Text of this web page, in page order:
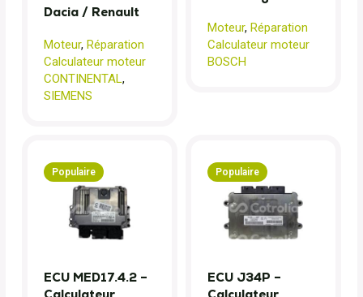
Dacia / Renault
Moteur, Réparation
Calculateur moteur
CONTINENTAL,
SIEMENS
Moteur, Réparation
Calculateur moteur
BOSCH
Populaire
ECU MED17.4.2 –
Populaire
ECU J34P –